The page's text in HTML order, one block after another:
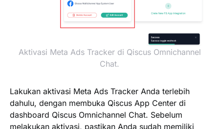
Aktivasi Meta Ads Tracker di Qiscus Omnichannel
Chat.
Lakukan aktivasi Meta Ads Tracker Anda terlebih
dahulu, dengan membuka Qiscus App Center di
dashboard Qiscus Omnichannel Chat. Sebelum
melakukan aktivasi, pastikan Anda sudah memiliki